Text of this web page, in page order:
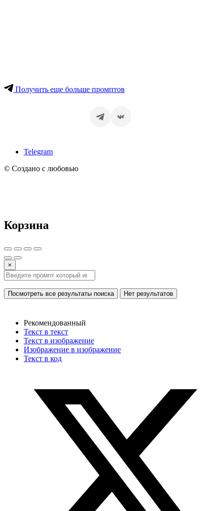
Получить еще больше промптов
Telegram
© Создано с любовью
Корзина
×
Посмотреть все результаты поиска Нет результатов
Рекомендованный
Текст в текст
Текст в изображение
Изображение в изображение
Текст в код